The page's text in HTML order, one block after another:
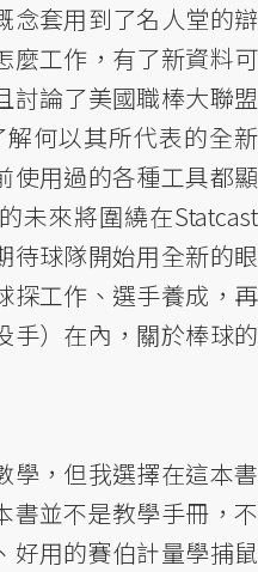
念套用到了名人堂的辯
麼工作，有了新資料可
討論了美國職棒大聯盟
何以其所代表的全新
使用過的各種工具都顯
未來將圍繞在Statcast
待球隊開始用全新的眼
探工作、選手養成，再
手）在內，關於棒球的
學，但我選擇在這本書
書並不是教學手冊，不
好用的賽伯計量學捕鼠